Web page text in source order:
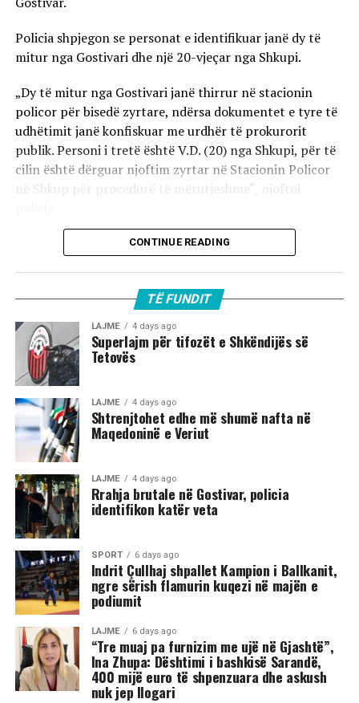
Policia shpjegon se personat e identifikuar janë dy të
mitur nga Gostivari dhe një 20-vjeçar nga Shkupi.
„Dy të mitur nga Gostivari janë thirrur në stacionin
policor për bisedë zyrtare, ndërsa dokumentet e tyre të
udhëtimit janë konfiskuar me urdhër të prokurorit
publik. Personi i tretë është V.D. (20) nga Shkupi, për të
cilin është dërguar njoftim zyrtar në Stacionin Policor
në Shkup për procedurë të mëtutjeshme“, njoftoi
Ata theksojnë se ndaj të treve do të zbatohet një
procedurë e përshpejtuar para gjykatës sapo të
autoriteteve, sulmi ka ndodhur në orët e para të
mëngjesit të 2 gushtit në rrugën „Borçe Jovanoski“, ku
dy të rinj janë goditur me mjete dhe shkopinj druri.
Në rrjetet sociale u shfaq një video-incizim shqetësues
nga Gostivari, në të cilin shfaqet një përleshje e ashpër
fizike mes një grupi më të madh të rinjsh.
Sipas informacioneve të publikuara, gjatë rrahjes, njëri
nga djemtë është goditur në pjesën e kokës, pas së cilës
ka rënë në tokë dhe ka mbetur i palëvizshëm.
Përkundër faktit se po shtrihej në rrugë, në incizim
shihet se sulmi ka vazhduar me goditje të shumta ndaj
trupit të tij, gjë që ka shkaktuar reagime dhe dënime të
ashpra në rrjetet sociale.(INA)
CONTINUE READING
TË FUNDIT
LAJME 4 days ago
Superlajm për tifozët e Shkëndijës së
Tetovës
LAJME 4 days ago
Shtrenjtohet edhe më shumë nafta në
Maqedoninë e Veriut
LAJME 4 days ago
Rrahja brutale në Gostivar, policia
identifikon katër veta
SPORT 6 days ago
Indrit Çullhaj shpallet Kampion i Ballkanit,
ngre sërish flamurin kuqezi në majën e
podiumit
LAJME 6 days ago
“Tre muaj pa furnizim me ujë në Gjashtë”,
Ina Zhupa: Dështimi i bashkisë Sarandë,
400 mijë euro të shpenzuara dhe askush
nuk jep llogari